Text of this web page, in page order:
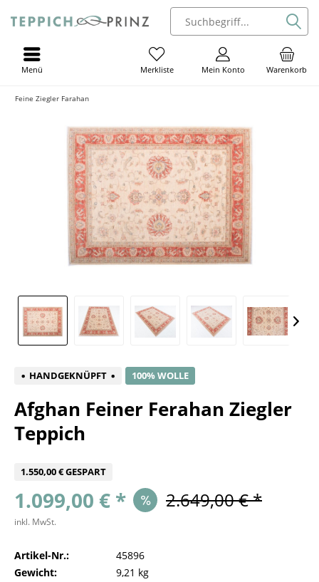
Warenkorb
Mein Konto
Merkliste
Menü
Feine Ziegler Farahan
HANDGEKNÜPFT 100% WOLLE
Afghan Feiner Ferahan Ziegler
Teppich
1.550,00 € GESPART
1.099,00 € * 2.649,00 € *
inkl. MwSt.
Artikel-Nr.:
45896
Gewicht:
9,21 kg